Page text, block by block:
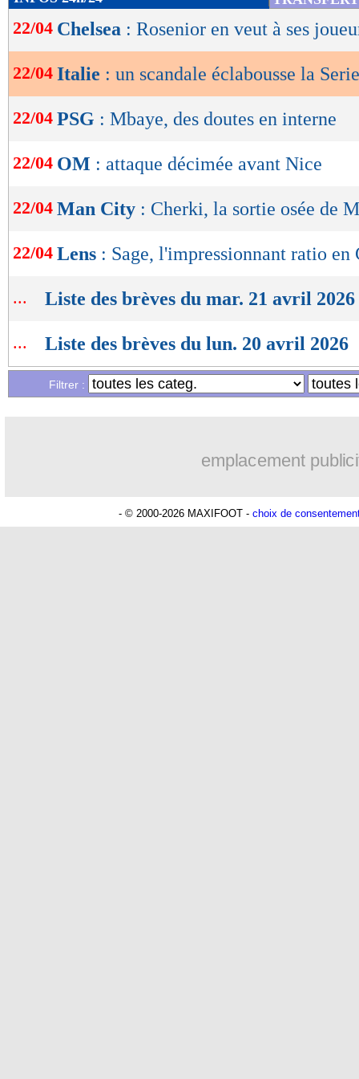
de
lecture
OK
22/04 Chelsea : Rosenior en veut à ses
22/04 Italie : un scandale éclabousse la
22/04 PSG : Mbaye, des doutes en interne
22/04 OM : attaque décimée avant Nice
22/04 Man City : Cherki, la sortie osée de
22/04 Lens : Sage, l'impressionnant ratio en
... Liste des brèves du mar. 21 avril 2026
... Liste des brèves du lun. 20 avril 2026
Filtrer :
emplacement
- © 2000-2026 MAXIFOOT - choix de